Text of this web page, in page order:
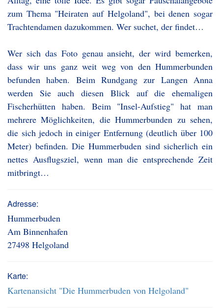
zum Thema "Heiraten auf Helgoland", bei denen sogar
Trachtendamen dazukommen. Wer suchet, der findet…
Wer sich das Foto genau ansieht, der wird bemerken,
dass wir uns ganz weit weg von den Hummerbunden
befunden haben. Beim Rundgang zur Langen Anna
werden Sie auch diesen Blick auf die ehemaligen
Fischerhütten haben. Beim "Insel-Aufstieg" hat man
mehrere Möglichkeiten, die Hummerbunden zu sehen,
die sich jedoch in einiger Entfernung (deutlich über 100
Meter) befinden. Die Hummerbuden sind sicherlich ein
nettes Ausflugsziel, wenn man die entsprechende Zeit
mitbringt…
Adresse:
Hummerbuden
Am Binnenhafen
27498 Helgoland
Karte:
Kartenansicht "Die Hummerbuden von Helgoland"